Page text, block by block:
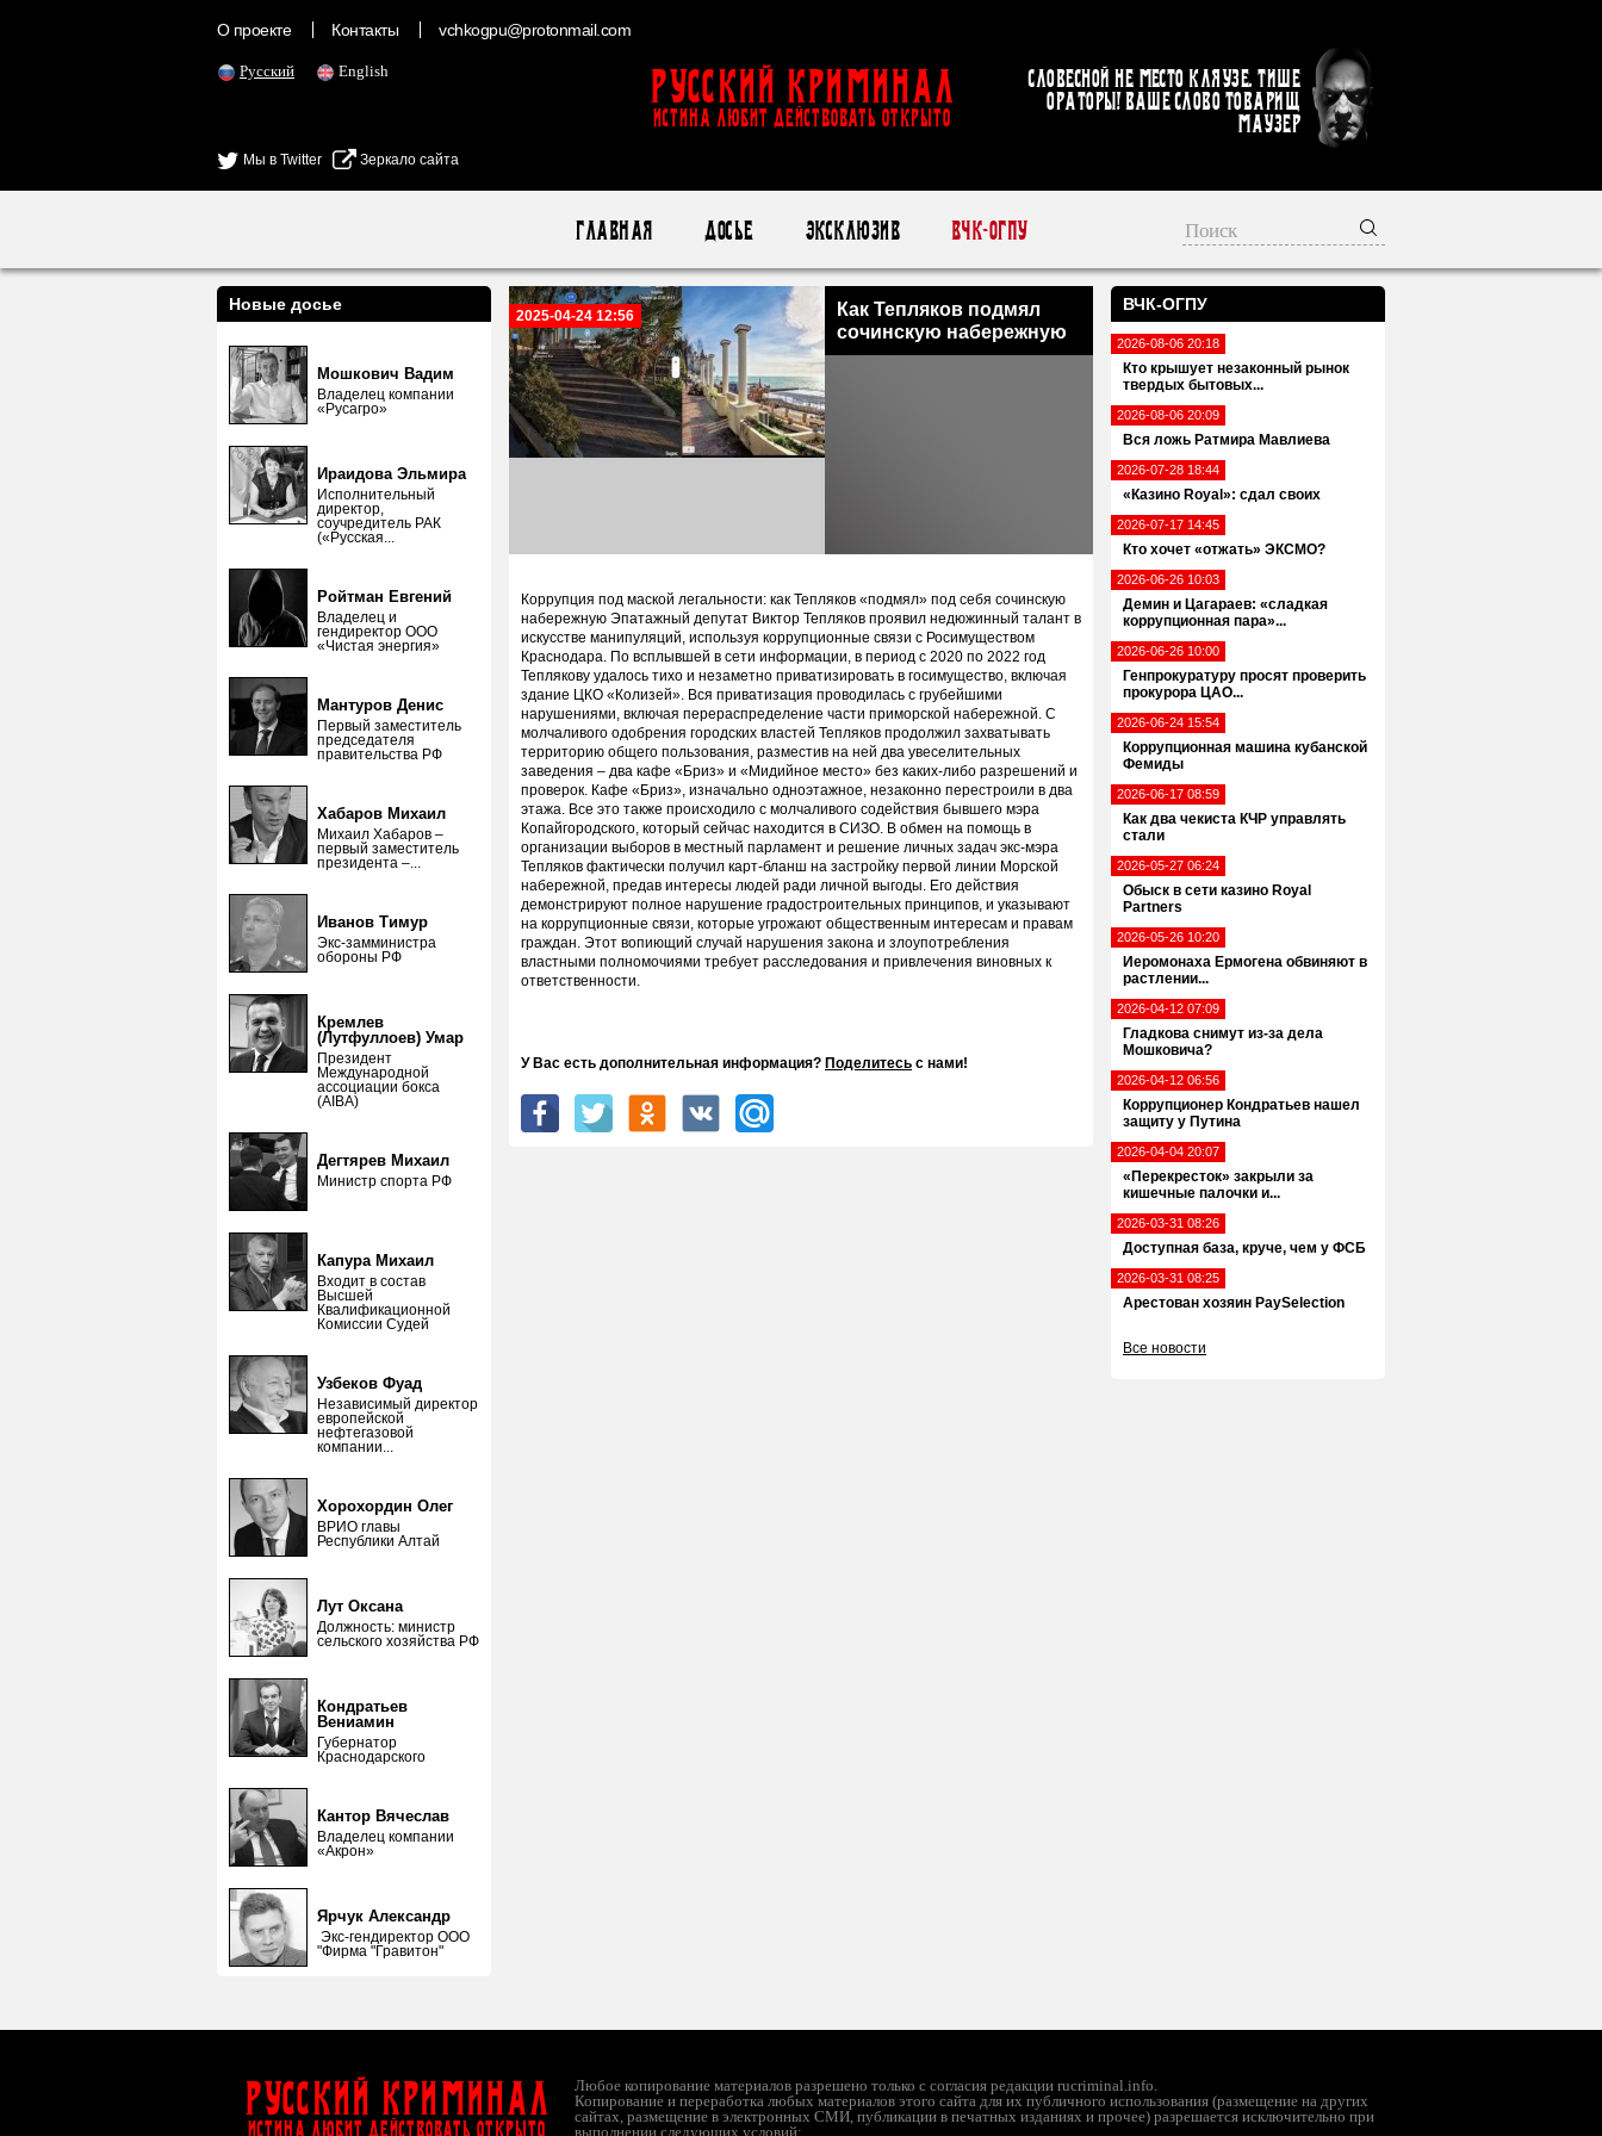
О проекте Контакты vchkogpu@protonmail.com
Русский English
Мы в Twitter Зеркало сайта
Русский Криминал
ИСТИНА ЛЮБИТ ДЕЙСТВОВАТЬ ОТКРЫТО
Словесной не место кляузе. Тише
ораторы! Ваше слово товарищ
Маузер
Главная Досье Эксклюзив ВЧК-ОГПУ
ВЧК-ОГПУ
2026-08-06 20:18
Кто крышует незаконный рынок
твердых бытовых...
2026-08-06 20:09
Вся ложь Ратмира Мавлиева
2026-07-28 18:44
«Казино Royal»: сдал своих
2026-07-17 14:45
Кто хочет «отжать» ЭКСМО?
2026-06-26 10:03
Демин и Цагараев: «сладкая
коррупционная пара»...
2026-06-26 10:00
Генпрокуратуру просят проверить
прокурора ЦАО...
2026-06-24 15:54
Коррупционная машина кубанской
Фемиды
2026-06-17 08:59
Как два чекиста КЧР управлять
стали
2026-05-27 06:24
Обыск в сети казино Royal
Partners
2026-05-26 10:20
Иеромонаха Ермогена обвиняют в
растлении...
2026-04-12 07:09
Гладкова снимут из-за дела
Мошковича?
2026-04-12 06:56
Коррупционер Кондратьев нашел
защиту у Путина
2026-04-04 20:07
«Перекресток» закрыли за
кишечные палочки и...
2026-03-31 08:26
Доступная база, круче, чем у ФСБ
2026-03-31 08:25
Арестован хозяин PaySelection
Все новости
Новые досье
Мошкович Вадим
Владелец компании
«Русагро»
Ираидова Эльмира
Исполнительный
директор,
соучредитель РАК
(«Русская...
Ройтман Евгений
Владелец и
гендиректор ООО
«Чистая энергия»
Мантуров Денис
Первый заместитель
председателя
правительства РФ
Хабаров Михаил
Михаил Хабаров –
первый заместитель
президента –...
Иванов Тимур
Экс-замминистра
обороны РФ
Кремлев
(Лутфуллоев) Умар
Президент
Международной
ассоциации бокса
(AIBA)
Дегтярев Михаил
Министр спорта РФ
Капура Михаил
Входит в состав
Высшей
Квалификационной
Комиссии Судей
Узбеков Фуад
Независимый директор
европейской
нефтегазовой
компании...
Хорохордин Олег
ВРИО главы
Республики Алтай
Лут Оксана
Должность: министр
сельского хозяйства РФ
Кондратьев
Вениамин
Губернатор
Краснодарского
Кантор Вячеслав
Владелец компании
«Акрон»
Ярчук Александр
Экс-гендиректор ООО
"Фирма "Гравитон"
2025-04-24 12:56
Как Тепляков подмял
сочинскую набережную
Коррупция под маской легальности: как Тепляков «подмял» под себя сочинскую
набережную Эпатажный депутат Виктор Тепляков проявил недюжинный талант в
искусстве манипуляций, используя коррупционные связи с Росимуществом
Краснодара. По всплывшей в сети информации, в период с 2020 по 2022 год
Теплякову удалось тихо и незаметно приватизировать в госимущество, включая
здание ЦКО «Колизей». Вся приватизация проводилась с грубейшими
нарушениями, включая перераспределение части приморской набережной. С
молчаливого одобрения городских властей Тепляков продолжил захватывать
территорию общего пользования, разместив на ней два увеселительных
заведения – два кафе «Бриз» и «Мидийное место» без каких-либо разрешений и
проверок. Кафе «Бриз», изначально одноэтажное, незаконно перестроили в два
этажа. Все это также происходило с молчаливого содействия бывшего мэра
Копайгородского, который сейчас находится в СИЗО. В обмен на помощь в
организации выборов в местный парламент и решение личных задач экс-мэра
Тепляков фактически получил карт-бланш на застройку первой линии Морской
набережной, предав интересы людей ради личной выгоды. Его действия
демонстрируют полное нарушение градостроительных принципов, и указывают
на коррупционные связи, которые угрожают общественным интересам и правам
граждан. Этот вопиющий случай нарушения закона и злоупотребления
властными полномочиями требует расследования и привлечения виновных к
ответственности.
У Вас есть дополнительная информация? Поделитесь с нами!
Русский Криминал
ИСТИНА ЛЮБИТ ДЕЙСТВОВАТЬ ОТКРЫТО
Любое копирование материалов разрешено только с согласия редакции rucriminal.info.
Копирование и переработка любых материалов этого сайта для их публичного использования (размещение на других
сайтах, размещение в электронных СМИ, публикации в печатных изданиях и прочее) разрешается исключительно при
выполнении следующих условий: